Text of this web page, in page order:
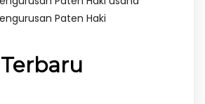
Paten Haki